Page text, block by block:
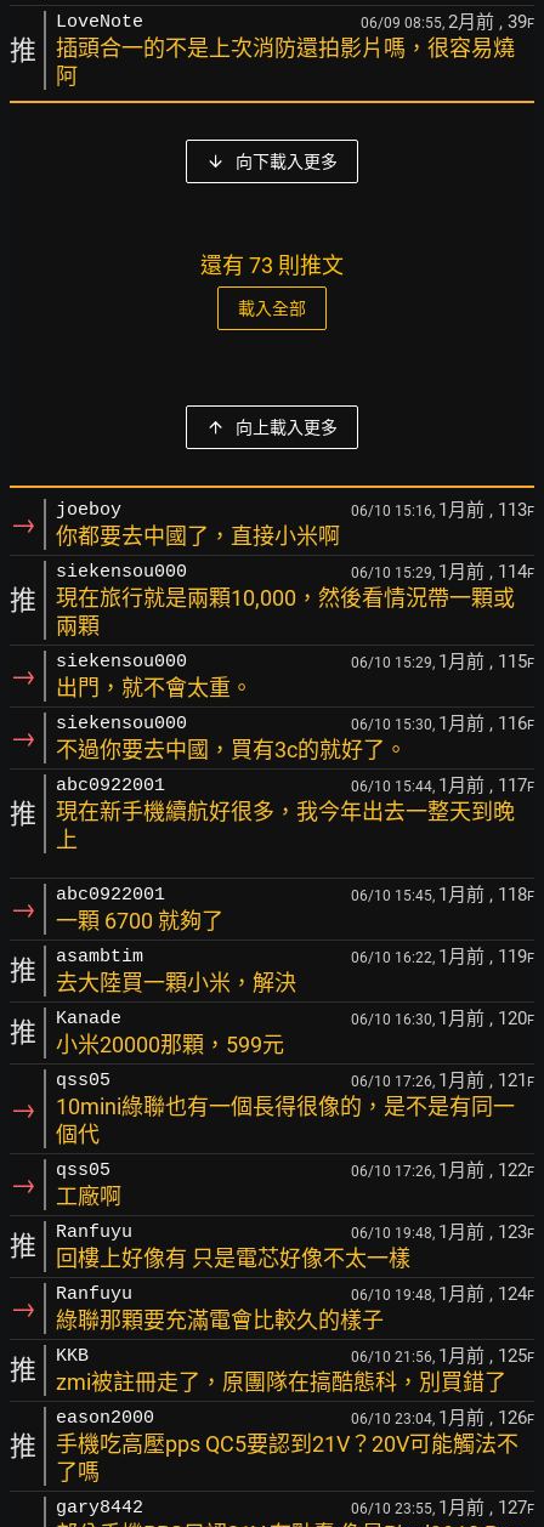
推
LoveNote 06/09 08:55, 2月前 , 39F
插頭合一的不是上次消防還拍影片嗎，很容易燒
阿
向下載入更多
還有 73 則推文
載入全部
向上載入更多
→ joeboy 06/10 15:16, 1月前 , 113F
你都要去中國了，直接小米啊
推
siekensou000 06/10 15:29, 1月前 , 114F
現在旅行就是兩顆10,000，然後看情況帶一顆或
兩顆
→ siekensou000 06/10 15:29, 1月前 , 115F
出門，就不會太重。
→ siekensou000 06/10 15:30, 1月前 , 116F
不過你要去中國，買有3c的就好了。
推
abc0922001 06/10 15:44, 1月前 , 117F
現在新手機續航好很多，我今年出去一整天到晚
上
→ abc0922001 06/10 15:45, 1月前 , 118F
一顆 6700 就夠了
推 asambtim 06/10 16:22, 1月前 , 119F
去大陸買一顆小米，解決
推 Kanade 06/10 16:30, 1月前 , 120F
小米20000那顆，599元
→
qss05 06/10 17:26, 1月前 , 121 F
10mini綠聯也有一個長得很像的，是不是有同一
個代
→ qss05 06/10 17:26, 1月前 , 122F
工廠啊
推 Ranfuyu 06/10 19:48, 1月前 , 123F
回樓上好像有 只是電芯好像不太一樣
→ Ranfuyu 06/10 19:48, 1月前 , 124F
綠聯那顆要充滿電會比較久的樣子
推 KKB 06/10 21:56, 1月前 , 125F
zmi被註冊走了，原團隊在搞酷態科，別買錯了
推
eason2000 06/10 23:04, 1月前 , 126F
手機吃高壓pps QC5要認到21V？20V可能觸法不
了嗎
gary8442 06/10 23:55, 1月前 , 127F